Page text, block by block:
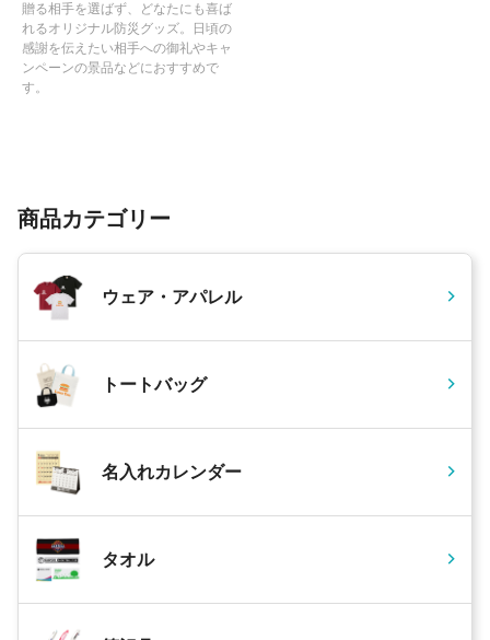
贈る相手を選ばず、どなたにも喜ば
れるオリジナル防災グッズ。日頃の
感謝を伝えたい相手への御礼やキャ
ンペーンの景品などにおすすめで
す。
商品カテゴリー
ウェア・アパレル
トートバッグ
名入れカレンダー
タオル